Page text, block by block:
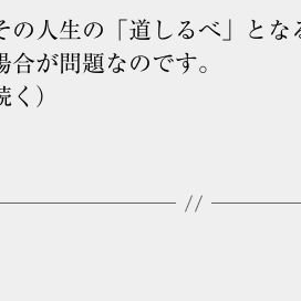
人生の「道しるべ」とな
合が問題なのです。
）